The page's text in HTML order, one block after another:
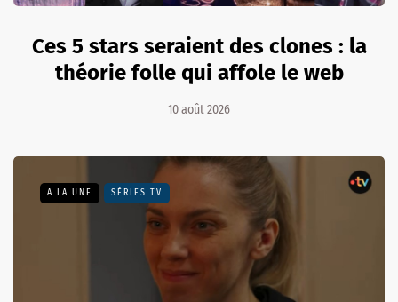
Ces 5 stars seraient des clones : la
théorie folle qui affole le web
10 août 2026
A LA UNE SÉRIES TV